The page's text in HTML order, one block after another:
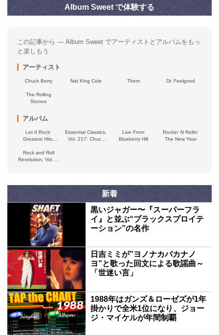
Album Sweet で体験する
この記事から — Album Sweet でアーティストとアルバムをもっ
と楽しもう
アーティスト
Chuck Berry Nat King Cole Them Dr. Feelgood
The Rolling
Stones
アルバム
Let It Rock:
Greatest Hits,
Essential Classics,
Vol. 217: Chuck
Live From
Blueberry Hill
Rockin' N Rollin'
The New Year
Rock and Roll
Revolution, Vol. 7,
新着
黒いジャガー〜『スーパーフラ
イ』と並ぶ“ブラックスプロイテ
ーション”の名作
日吉ミミが”ヨノナカバカナノ
ヨ”と歌った回文による歌謡曲～
「世迷い言」
1988年はガンズ＆ローゼズが1年
掛かりで全米1位になり、ジョー
ジ・マイケルが年間制覇